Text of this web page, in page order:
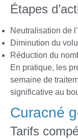
Étapes
Neutralisation de
Diminution du
Réduction du
En pratique, les
semaine de
significative au
Curacné
Tarifs